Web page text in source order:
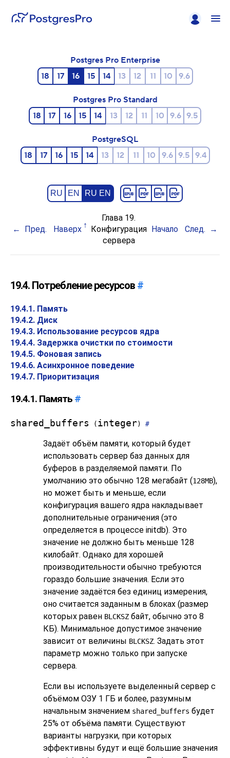
Postgres Pro Enterprise
18
17 16 15 14 13 12 11 10 9.6
Postgres Pro Standard
18
17 16 15 14 13 12 11 10 9.6 9.5
PostgreSQL
18
17 16 15 14 13 12 11 10 9.6 9.5 9.4
RU EN RU EN
Пред. Наверх
Глава 19.
Конфигурация
сервера
Начало След.
19.4. Потребление ресурсов #
19.4.1. Память
19.4.2. Диск
19.4.3. Использование ресурсов ядра
19.4.4. Задержка очистки по стоимости
19.4.5. Фоновая запись
19.4.6. Асинхронное поведение
19.4.7. Приоритизация
19.4.1. Память #
shared_buffers ( integer) #
Задаёт объём памяти, который будет
использовать сервер баз данных для
буферов в разделяемой памяти. По
умолчанию это обычно 128 мегабайт (128MB),
но может быть и меньше, если
конфигурация вашего ядра накладывает
дополнительные ограничения (это
определяется в процессе initdb). Это
значение не должно быть меньше 128
килобайт. Однако для хорошей
производительности обычно требуются
гораздо большие значения. Если это
значение задаётся без единиц измерения,
оно считается заданным в блоках (размер
которых равен BLCKSZ байт, обычно это 8
КБ). Минимальное допустимое значение
зависит от величины BLCKSZ. Задать этот
параметр можно только при запуске
сервера.
Если вы используете выделенный сервер с
объёмом ОЗУ 1 ГБ и более, разумным
начальным значением shared_buffers будет
25% от объёма памяти. Существуют
варианты нагрузки, при которых
эффективны будут и ещё большие значения